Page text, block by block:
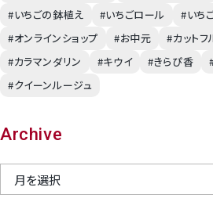
#いちごの鉢植え
#いちごロール
#いち
#オンラインショップ
#お中元
#カット
#カラマンダリン
#キウイ #きらぴ香
#クイーンルージュ
Archive